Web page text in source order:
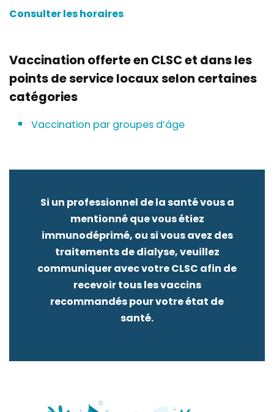
Consulter les horaires
Vaccination offerte en CLSC et dans les
points de service locaux selon certaines
catégories
Vaccination par groupes d’âge
Si un professionnel de la santé vous a
mentionné que vous étiez
immunodéprimé, ou si vous avez des
traitements de dialyse, veuillez
communiquer avec votre CLSC afin de
recevoir tous les vaccins
recommandés pour votre état de
santé.